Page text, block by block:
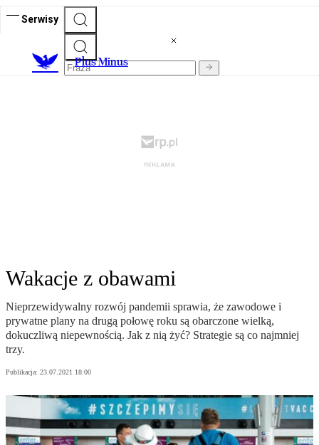
Serwisy
Plus Minus
Wakacje z obawami
Nieprzewidywalny rozwój pandemii sprawia, że zawodowe i
prywatne plany na drugą połowę roku są obarczone wielką,
dokuczliwą niepewnością. Jak z nią żyć? Strategie są co najmniej
trzy.
Publikacja: 23.07.2021 18:00